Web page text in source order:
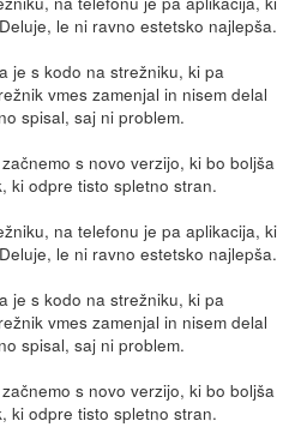
le ni ravno estetsko najlepša.
je s kodo na strežniku, ki pa
vmes zamenjal in nisem delal
spisal, saj ni problem.
s novo verzijo, ki bo boljša
ki odpre tisto spletno stran.
na telefonu je pa aplikacija, ki
le ni ravno estetsko najlepša.
je s kodo na strežniku, ki pa
vmes zamenjal in nisem delal
spisal, saj ni problem.
s novo verzijo, ki bo boljša
ki odpre tisto spletno stran.